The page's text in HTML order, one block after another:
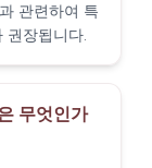
관련하여 특
권장됩니다.
무엇인가